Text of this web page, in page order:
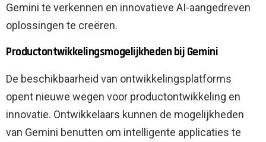
Gemini te verkennen en innovatieve AI-aangedreven
oplossingen te creëren.
Productontwikkelingsmogelijkheden bij Gemini
De beschikbaarheid van ontwikkelingsplatforms
opent nieuwe wegen voor productontwikkeling en
innovatie. Ontwikkelaars kunnen de mogelijkheden
van Gemini benutten om intelligente applicaties te